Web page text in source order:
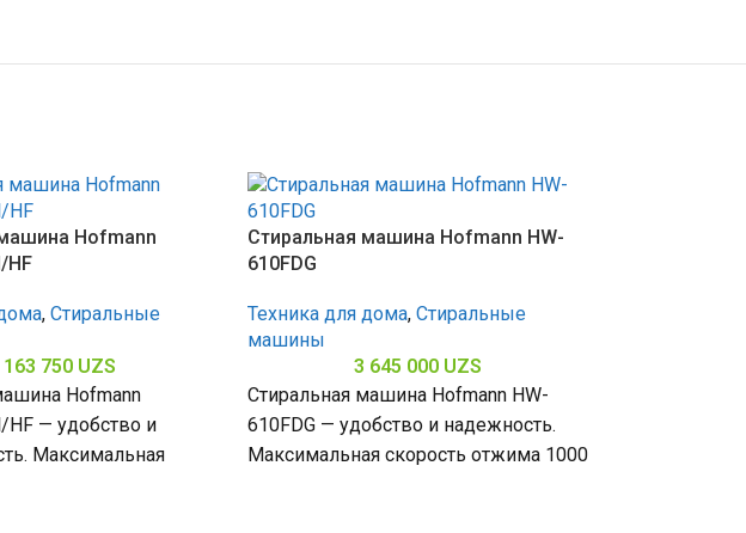
Hofmann
HF
, Стиральные
163 750 UZS
Hofmann
HF — удобство и
Максимальная
Стиральная машина Hofmann HW-
610FDG
Техника для дома, Стиральные
машины
3 645 000 UZS
Стиральная машина Hofmann HW-
610FDG — удобство и надежность.
Максимальная скорость отжима 1000